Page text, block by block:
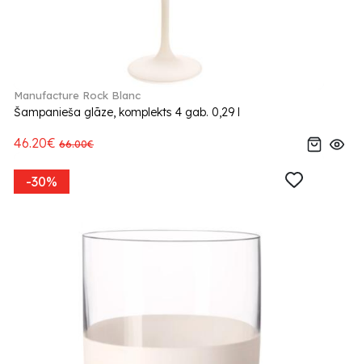
Manufacture Rock Blanc
Šampanieša glāze, komplekts 4 gab. 0,29 l
46.20€ 66.00€
-30%